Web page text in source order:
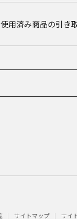
済み商品の引き
サイトマップ サイ